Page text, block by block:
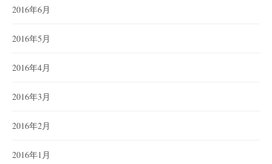
2016年6月
2016年5月
2016年4月
2016年3月
2016年2月
2016年1月